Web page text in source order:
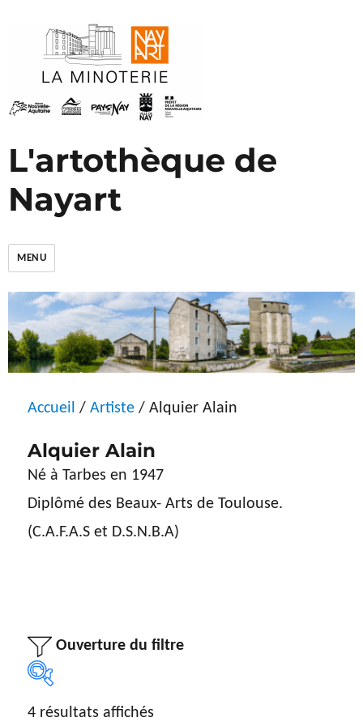
L'artothèque de
Nayart
MENU
Accueil /Artiste / Alquier Alain
Alquier Alain
Né à Tarbes en 1947
Diplômé des Beaux- Arts de Toulouse.
(C.A.F.A.S et D.S.N.B.A)
Ouverture du filtre
4 résultats affichés